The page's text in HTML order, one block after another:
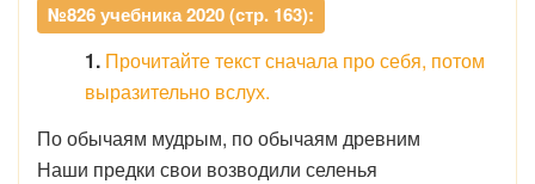
№826 учебника 2020 (стр. 163):
1. Прочитайте текст сначала про себя, потом
выразительно вслух.
По обычаям мудрым, по обычаям древним
Наши предки свои возводили селенья